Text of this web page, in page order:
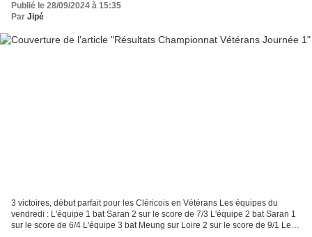
Publié le 28/09/2024 à 15:35
Par Jipé
3 victoires, début parfait pour les Cléricois en Vétérans Les équipes du
vendredi : L'équipe 1 bat Saran 2 sur le score de 7/3 L'équipe 2 bat Saran 1
sur le score de 6/4 L'équipe 3 bat Meung sur Loire 2 sur le score de 9/1 Le